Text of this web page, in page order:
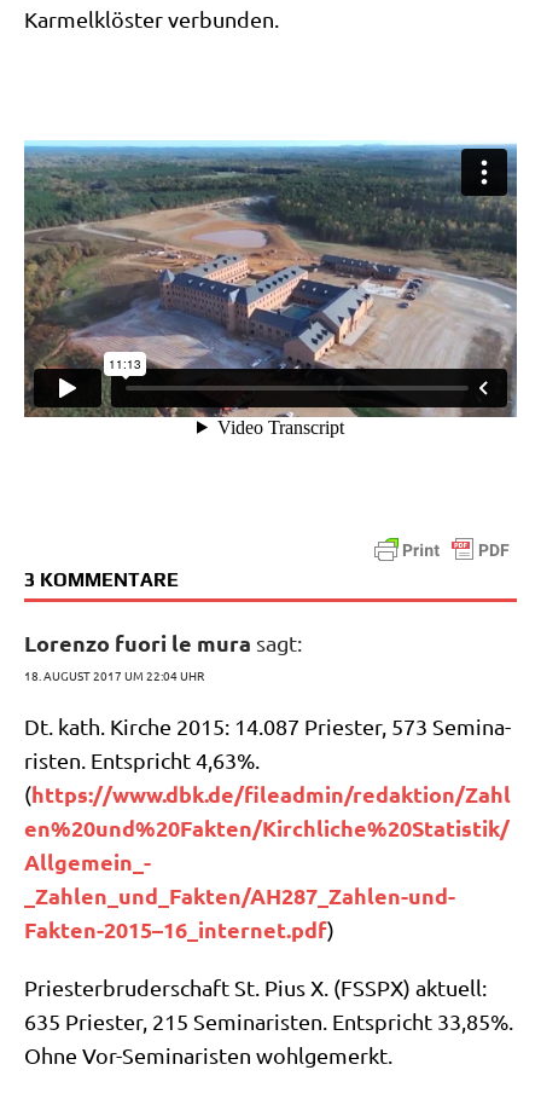
Kar­mel­klö­ster verbunden.
3 KOMMENTARE
Lorenzo fuori le mura sagt:
18. AUGUST 2017 UM 22:04 UHR
Dt. kath. Kir­che 2015: 14.087 Prie­ster, 573 Semi­na­
ri­sten. Ent­spricht 4,63%.
(https://www.dbk.de/fileadmin/redaktion/Zahl
en%20und%20Fakten/Kirchliche%20Statistik/
Allgemein_-
_Zahlen_und_Fakten/AH287_Zahlen-und-
Fakten-2015–16_internet.pdf)
Prie­ster­bru­der­schaft St. Pius X. (FSSPX) aktu­ell:
635 Prie­ster, 215 Semi­na­ri­sten. Ent­spricht 33,85%.
Ohne Vor-Semi­na­ri­sten wohlgemerkt.